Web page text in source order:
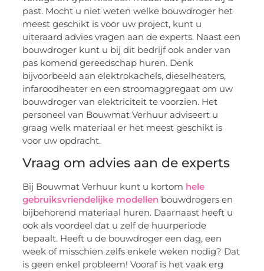
past. Mocht u niet weten welke bouwdroger het
meest geschikt is voor uw project, kunt u
uiteraard advies vragen aan de experts. Naast een
bouwdroger kunt u bij dit bedrijf ook ander van
pas komend gereedschap huren. Denk
bijvoorbeeld aan elektrokachels, dieselheaters,
infaroodheater en een stroomaggregaat om uw
bouwdroger van elektriciteit te voorzien. Het
personeel van Bouwmat Verhuur adviseert u
graag welk materiaal er het meest geschikt is
voor uw opdracht.
Vraag om advies aan de experts
Bij Bouwmat Verhuur kunt u kortom hele
gebruiksvriendelijke modellen bouwdrogers en
bijbehorend materiaal huren. Daarnaast heeft u
ook als voordeel dat u zelf de huurperiode
bepaalt. Heeft u de bouwdroger een dag, een
week of misschien zelfs enkele weken nodig? Dat
is geen enkel probleem! Vooraf is het vaak erg